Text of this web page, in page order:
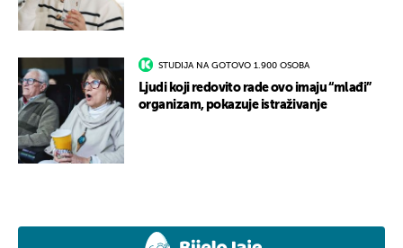
STUDIJA NA GOTOVO 1.900 OSOBA
Ljudi koji redovito rade ovo imaju “mlađi”
organizam, pokazuje istraživanje